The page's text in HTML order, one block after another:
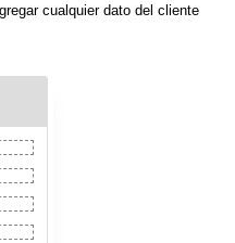
cualquier dato del cliente